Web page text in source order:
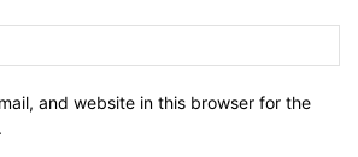
and website in this browser for the